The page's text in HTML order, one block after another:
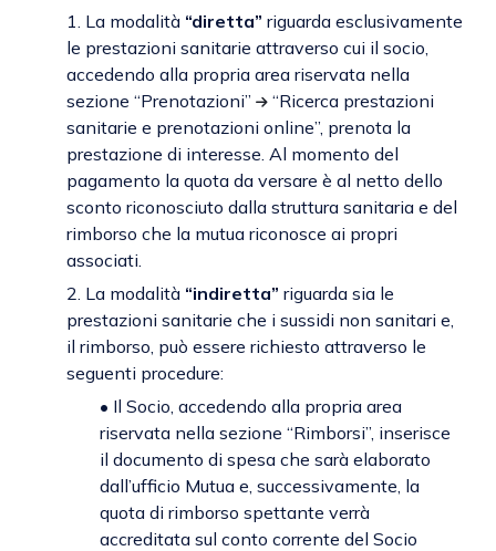
1. La modalità “diretta” riguarda esclusivamente
le prestazioni sanitarie attraverso cui il socio,
accedendo alla propria area riservata nella
sezione “Prenotazioni”
“Ricerca prestazioni
sanitarie e prenotazioni online”, prenota la
prestazione di interesse. Al momento del
pagamento la quota da versare è al netto dello
sconto riconosciuto dalla struttura sanitaria e del
rimborso che la mutua riconosce ai propri
associati.
2. La modalità “indiretta” riguarda sia le
prestazioni sanitarie che i sussidi non sanitari e,
il rimborso, può essere richiesto attraverso le
seguenti procedure:
• Il Socio, accedendo alla propria area
riservata nella sezione “Rimborsi”, inserisce
il documento di spesa che sarà elaborato
dall’ufficio Mutua e, successivamente, la
quota di rimborso spettante verrà
accreditata sul conto corrente del Socio